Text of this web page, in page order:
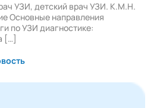
УЗИ, детский врач УЗИ. К.М.Н.
Основные направления
по УЗИ диагностике:
[…]